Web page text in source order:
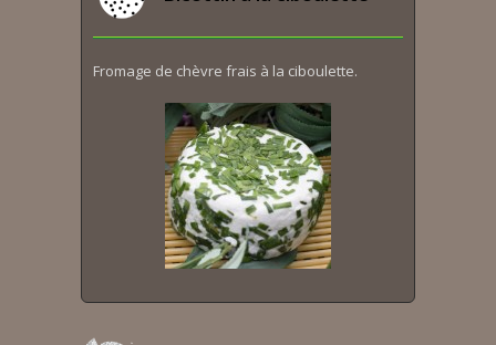
Fromage de chèvre frais à la ciboulette.